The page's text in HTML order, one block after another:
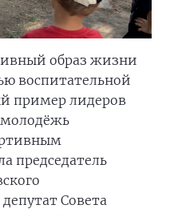
образ жизни
воспитательной
пример лидеров
председатель
Совета